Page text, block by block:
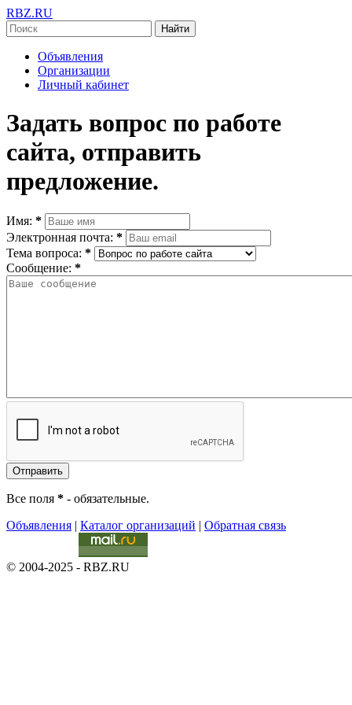
RBZ.RU
Найти
Объявления
Организации
Личный кабинет
Задать вопрос по работе
сайта, отправить
предложение.
Имя: *
Электронная почта: *
Тема вопроса: *
Сообщение: *
Все поля * - обязательные.
Объявления | Каталог организаций | Обратная связь
© 2004-2025 - RBZ.RU